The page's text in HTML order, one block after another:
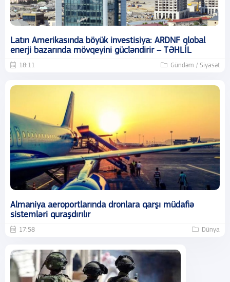
Latın Amerikasında böyük investisiya: ARDNF qlobal
enerji bazarında mövqeyini gücləndirir – TƏHLİL
18:11 Gündəm / Siyasət
Almaniya aeroportlarında dronlara qarşı müdafiə
sistemləri quraşdırılır
17:58 Dünya